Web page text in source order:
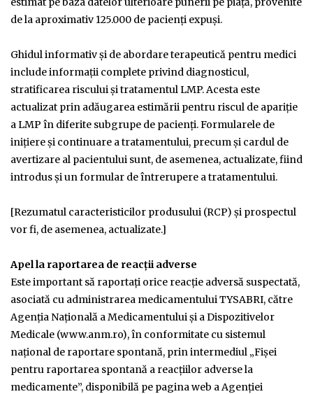
de la aproximativ 125.000 de pacienţi expuşi.
Ghidul informativ şi de abordare terapeutică pentru medici
include informaţii complete privind diagnosticul,
stratificarea riscului şi tratamentul LMP. Acesta este
actualizat prin adăugarea estimării pentru riscul de apariţie
a LMP în diferite subgrupe de pacienţi. Formularele de
iniţiere şi continuare a tratamentului, precum şi cardul de
avertizare al pacientului sunt, de asemenea, actualizate, fiind
introdus şi un formular de întrerupere a tratamentului.
[Rezumatul caracteristicilor produsului (RCP) şi prospectul
vor fi, de asemenea, actualizate.]
Apel la raportarea de reacții adverse
Este important să raportaţi orice reacţie adversă suspectată,
asociată cu administrarea medicamentului TYSABRI, către
Agenţia Naţională a Medicamentului şi a Dispozitivelor
Medicale (www.anm.ro), în conformitate cu sistemul
naţional de raportare spontană, prin intermediul „Fişei
pentru raportarea spontană a reacţiilor adverse la
medicamente”, disponibilă pe pagina web a Agenţiei